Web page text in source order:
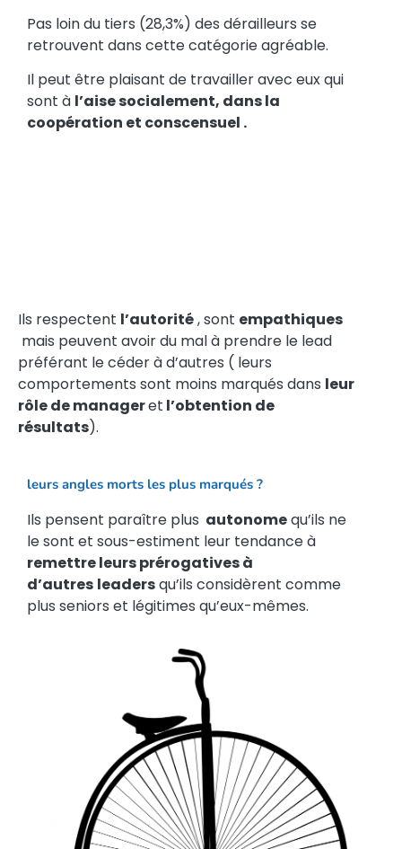
Pas loin du tiers (28,3%) des dérailleurs se
retrouvent dans cette catégorie agréable.
Il peut être plaisant de travailler avec eux qui
sont à l’aise socialement, dans la
coopération et conscensuel .
Ils respectent l’autorité, sont empathiques
mais peuvent avoir du mal à prendre le lead
préférant le céder à d’autres ( leurs
comportements sont moins marqués dans leur
rôle de manageret l’obtention de
résultats).
leurs angles morts les plus marqués ?
Ils pensent paraître plus autonomequ’ils ne
le sont et sous-estiment leur tendance à
remettre leurs prérogatives à
d’autres leadersqu’ils considèrent comme
plus seniors et légitimes qu’eux-mêmes.